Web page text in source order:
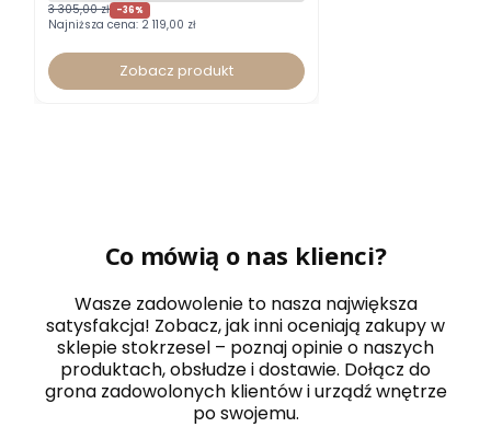
3 305,00 zł -36%
Najniższa cena: 2 119,00 zł
Zobacz produkt
Co mówią o nas klienci?
Wasze zadowolenie to nasza największa
satysfakcja! Zobacz, jak inni oceniają zakupy w
sklepie stokrzesel – poznaj opinie o naszych
produktach, obsłudze i dostawie. Dołącz do
grona zadowolonych klientów i urządź wnętrze
po swojemu.